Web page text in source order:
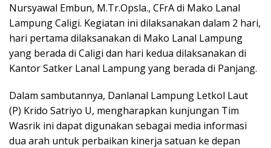
Nursyawal Embun, M.Tr.Opsla., CFrA di Mako Lanal
Lampung Caligi. Kegiatan ini dilaksanakan dalam 2 hari,
hari pertama dilaksanakan di Mako Lanal Lampung
yang berada di Caligi dan hari kedua dilaksanakan di
Kantor Satker Lanal Lampung yang berada di Panjang.
Dalam sambutannya, Danlanal Lampung Letkol Laut
(P) Krido Satriyo U, mengharapkan kunjungan Tim
Wasrik ini dapat digunakan sebagai media informasi
dua arah untuk perbaikan kinerja satuan ke depan